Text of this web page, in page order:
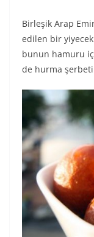
Birleşik Arap
edilen bir
bunun hamuru
de hurma